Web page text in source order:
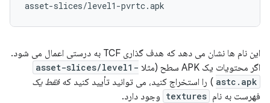
این نام ها نشان می دهد که هدف گذاری TCF به درستی اعمال می شود.
اگر محتویات یک APK سطح (مثلا
asset-slices/level1-
astc.apk ) را استخراج کنید، می توانید تأیید کنید کهفقط یک
فهرست به نام textures وجود دارد.